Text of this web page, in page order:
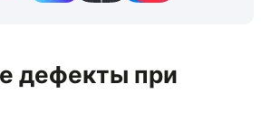
дефекты при